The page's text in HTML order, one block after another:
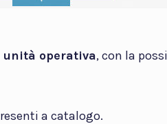
unità operativa, con la
a catalogo.